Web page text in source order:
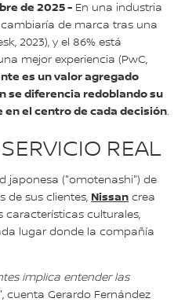
de 2025 - En una industria
de marca tras una
2023), y el 86% está
mejor experiencia (PwC,
es un valor agregado
se diferencia redoblando su
el centro de cada decisión.
REAL
japonesa ("omotenashi") de
de sus clientes, Nissan crea
características culturales,
lugar donde la compañía
implica entender las
cuenta Gerardo Fernández